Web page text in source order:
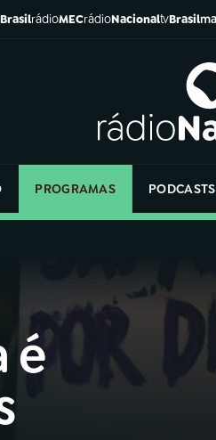
BrasilrádioMECrádioNacionaltvBrasil
PROGRAMAS PODCASTS
é